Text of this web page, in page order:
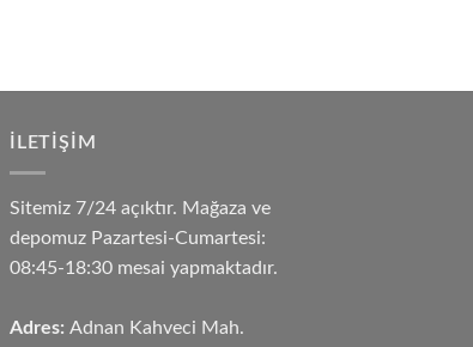
İLETIŞIM
Sitemiz 7/24 açıktır. Mağaza ve
depomuz Pazartesi-Cumartesi:
08:45-18:30 mesai yapmaktadır.
Adres: Adnan Kahveci Mah.